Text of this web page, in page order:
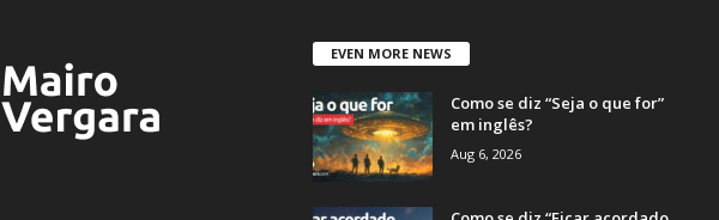
EVEN MORE NEWS
Como se diz “Seja o que for”
em inglês?
Aug 6, 2026